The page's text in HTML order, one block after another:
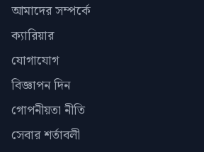
আমাদের সম্পর্কে
ক্যারিয়ার
যোগাযোগ
বিজ্ঞাপন দিন
গোপনীয়তা নীতি
সেবার শর্তাবলী